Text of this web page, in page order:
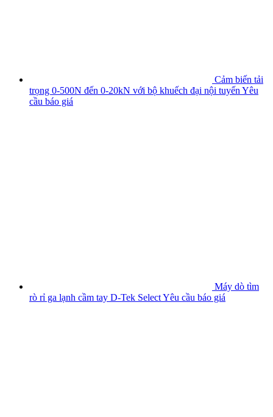
Cảm biến tải
trọng 0-500N đến 0-20kN với bộ khuếch đại nội tuyến Yêu
cầu báo giá
Máy dò tìm
rò rỉ ga lạnh cầm tay D-Tek SelectYêu cầu báo giá